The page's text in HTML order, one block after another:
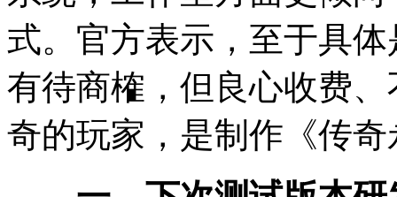
式。官方表示，至于具
有待商榷，但良心收费
奇的玩家，是制作《传